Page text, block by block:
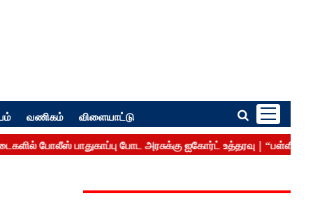
வணிகம் விளையாட்டு